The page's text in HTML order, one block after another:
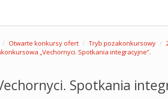
Otwarte konkursy ofert Tryb pozakonkursowy
„Vechornyci. Spotkania integracyjne”.
Spotkania